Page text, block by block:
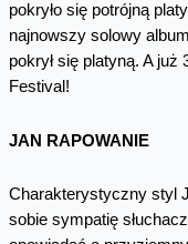
pokryło się potrójną
najnowszy solowy
pokrył się platyną. A
Festival!
JAN RAPOWANIE
Charakterystyczny styl
sobie sympatię